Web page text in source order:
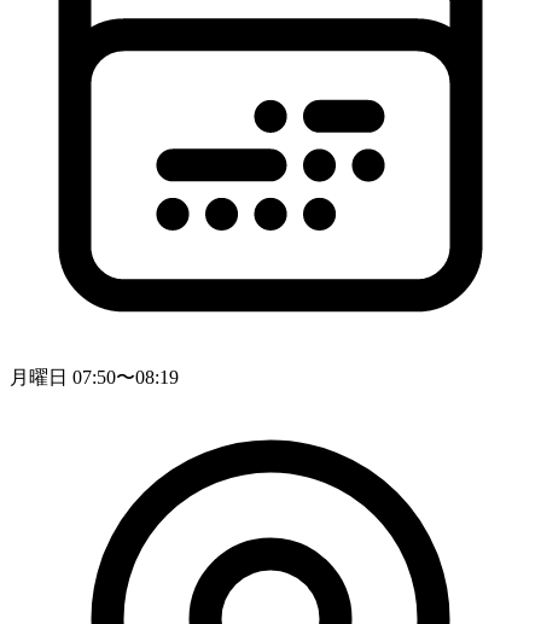
月曜日 07:50〜08:19